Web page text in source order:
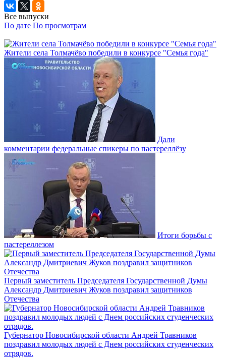
Все выпуски
По дате По просмотрам
Жители села Толмачёво победили в конкурсе "Семья года"
Дали
комментарии федеральные спикеры по пастереллёзу
Итоги борьбы с
пастереллезом
Первый заместитель Председателя Государственной Думы
Александр Дмитриевич Жуков поздравил защитников
Отечества
Губернатор Новосибирской области Андрей Травников
поздравил молодых людей с Днем российских студенческих
отрядов.